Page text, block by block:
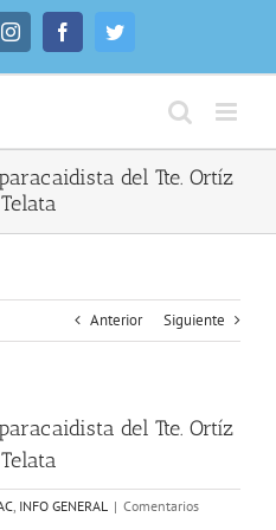
InstagramFacebookTwitter
del Tte. Ortíz
Anterior Siguiente
del Tte. Ortíz
, INFO GENERAL | Comentarios